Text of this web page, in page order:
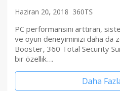
Haziran 20, 2018 360TS
PC performansını arttıran,
ve oyun deneyiminizi daha da
Booster, 360 Total Security
bir özellik….
Daha